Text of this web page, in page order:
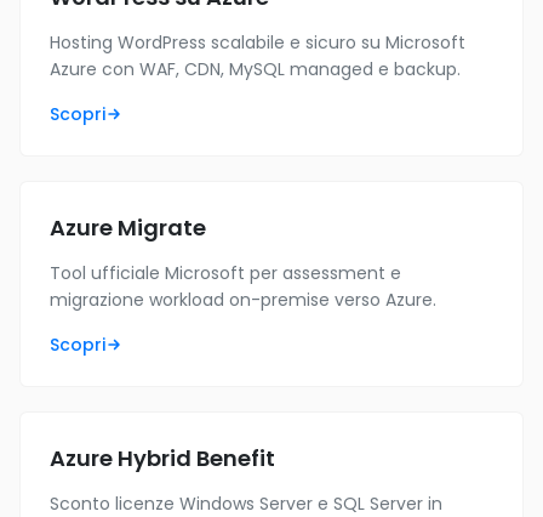
Hosting WordPress scalabile e sicuro su Microsoft
Azure con WAF, CDN, MySQL managed e backup.
Scopri
Azure Migrate
Tool ufficiale Microsoft per assessment e
migrazione workload on-premise verso Azure.
Scopri
Azure Hybrid Benefit
Sconto licenze Windows Server e SQL Server in